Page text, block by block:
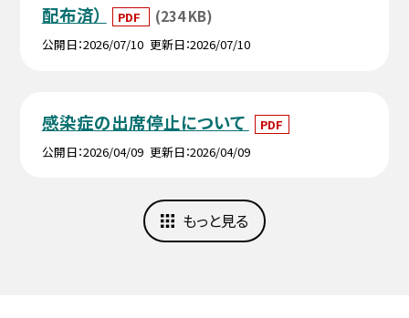
配布済）
PDF (234 KB)
公開日 2026/07/10 更新日 2026/07/10
感染症の出席停止について
PDF
公開日 2026/04/09 更新日 2026/04/09
もっと見る